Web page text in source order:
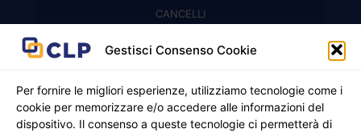
Gestisci Consenso Cookie
Per fornire le migliori esperienze, utilizziamo tecnologie come i
cookie per memorizzare e/o accedere alle informazioni del
dispositivo. Il consenso a queste tecnologie ci permetterà di
Recinzioni modulari
Recinzioni a pannelli
CANCELLI
Cancelli prefabbricati
Cancelli in ferro battuto
APPLICAZIONI
Griglie e chiusini